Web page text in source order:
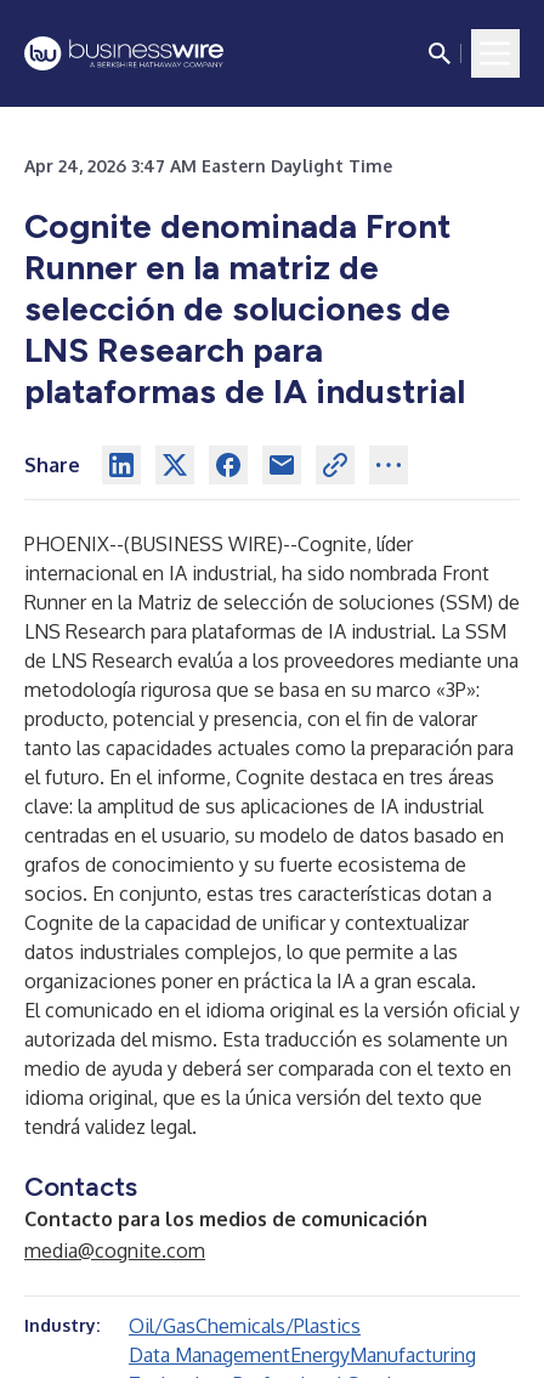
Apr 24, 2026 3:47 AM Eastern Daylight Time
Cognite denominada Front
Runner en la matriz de
selección de soluciones de
LNS Research para
plataformas de IA industrial
Share
PHOENIX--(BUSINESS WIRE)--Cognite, líder
internacional en IA industrial, ha sido nombrada Front
Runner en la Matriz de selección de soluciones (SSM) de
LNS Research para plataformas de IA industrial. La SSM
de LNS Research evalúa a los proveedores mediante una
metodología rigurosa que se basa en su marco «3P»:
producto, potencial y presencia, con el fin de valorar
tanto las capacidades actuales como la preparación para
el futuro. En el informe, Cognite destaca en tres áreas
clave: la amplitud de sus aplicaciones de IA industrial
centradas en el usuario, su modelo de datos basado en
grafos de conocimiento y su fuerte ecosistema de
socios. En conjunto, estas tres características dotan a
Cognite de la capacidad de unificar y contextualizar
datos industriales complejos, lo que permite a las
organizaciones poner en práctica la IA a gran escala.
El comunicado en el idioma original es la versión oficial y
autorizada del mismo. Esta traducción es solamente un
medio de ayuda y deberá ser comparada con el texto en
idioma original, que es la única versión del texto que
tendrá validez legal.
Contacts
Contacto para los medios de comunicación
media@cognite.com
Industry: Oil/GasChemicals/Plastics
Data ManagementEnergyManufacturing